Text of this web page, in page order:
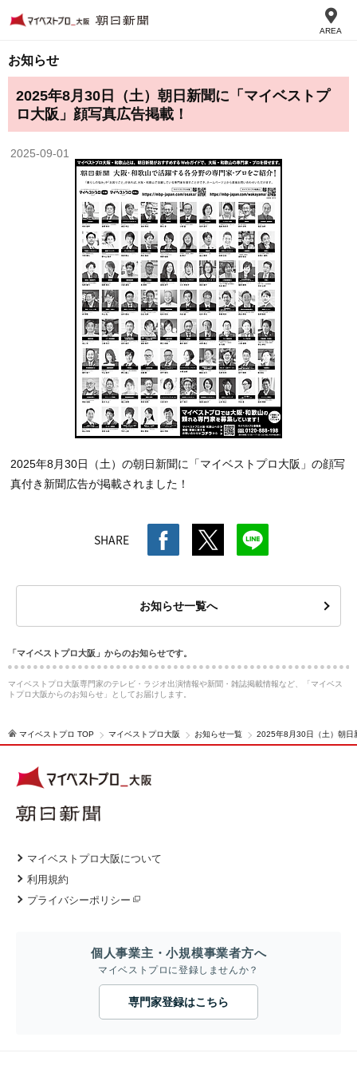
AREA
お知らせ
2025年8月30日（土）朝日新聞に「マイベストプ
ロ大阪」顔写真広告掲載！
2025-09-01
2025年8月30日（土）の朝日新聞に「マイベストプロ大阪」の顔写
真付き新聞広告が掲載されました！
SHARE
お知らせ一覧へ
「マイベストプロ大阪」からのお知らせです。
マイベストプロ大阪専門家のテレビ・ラジオ出演情報や新聞・雑誌掲載情報など、「マイベス
トプロ大阪からのお知らせ」としてお届けします。
マイベストプロ TOP マイベストプロ大阪 お知らせ一覧 2025年8月30日（土）朝日
マイベストプロ大阪について
利用規約
プライバシーポリシー
個人事業主・小規模事業者方へ
マイベストプロに登録しませんか？
専門家登録はこちら